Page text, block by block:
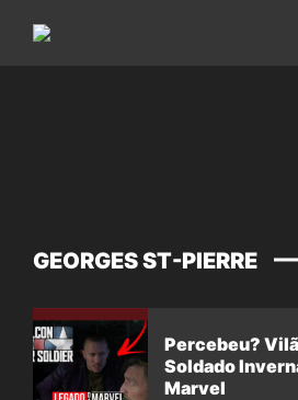
GEORGES ST-PIERRE
Percebeu?
Soldado
Marvel